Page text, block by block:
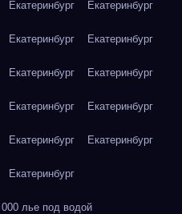
Екатеринбург Екатеринбург
Екатеринбург Екатеринбург
Екатеринбург Екатеринбург
Екатеринбург Екатеринбург
Екатеринбург Екатеринбург
Екатеринбург
лье под водой